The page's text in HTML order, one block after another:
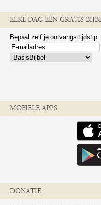
ELKE DAG EEN GRATIS
Bepaal zelf je
MOBIELE APPS
DONATIE